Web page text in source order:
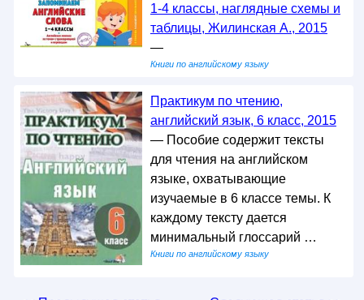
1-4 классы, наглядные схемы и
таблицы, Жилинская А., 2015
—
Книги по английскому языку
Практикум по чтению,
английский язык, 6 класс, 2015
— Пособие содержит тексты
для чтения на английском
языке, охватывающие
изучаемые в 6 классе темы. К
каждому тексту дается
минимальный глоссарий …
Книги по английскому языку